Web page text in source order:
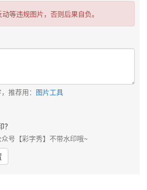
等违规图片，否则后果自负。
推荐用： 图片工具
号【彩字秀】不带水印哦~